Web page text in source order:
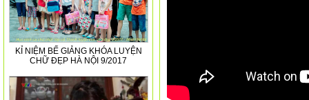
KỈ NIỆM BẾ GIẢNG KHÓA LUYỆN
CHỮ ĐẸP HÀ NỘI 9/2017